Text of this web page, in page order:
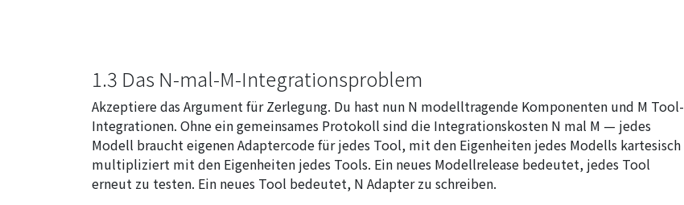
1.3 Das N-mal-M-Integrationsproblem
Akzeptiere das Argument für Zerlegung. Du hast nun N modelltragende Komponenten und M Tool-
Integrationen. Ohne ein gemeinsames Protokoll sind die Integrationskosten N mal M — jedes
Modell braucht eigenen Adaptercode für jedes Tool, mit den Eigenheiten jedes Modells kartesisch
multipliziert mit den Eigenheiten jedes Tools. Ein neues Modellrelease bedeutet, jedes Tool
erneut zu testen. Ein neues Tool bedeutet, N Adapter zu schreiben.